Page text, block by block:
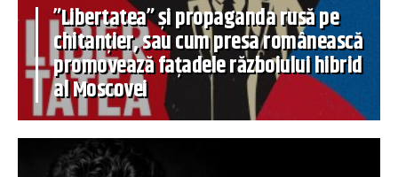
”Libertatea” și propaganda rusă pe
chitanțier, sau cum presa românească
promovează fațadele războiului hibrid
al Moscovei